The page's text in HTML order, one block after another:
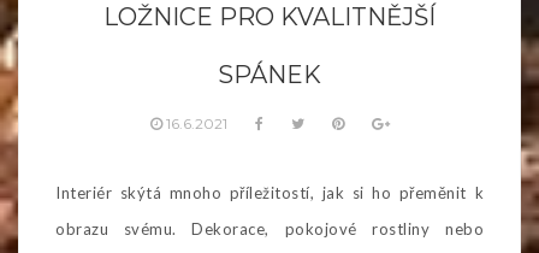
LOŽNICE PRO KVALITNĚJŠÍ
SPÁNEK
16.6.2021
Interiér skýtá mnoho příležitostí, jak si ho přeměnit k
obrazu svému. Dekorace, pokojové rostliny nebo